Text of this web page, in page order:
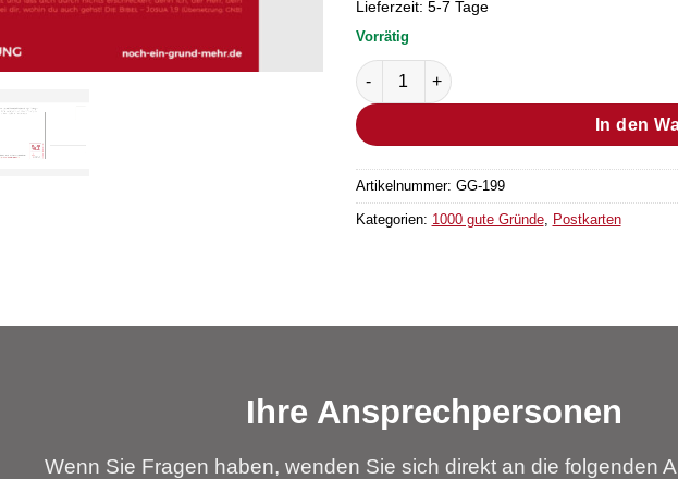
Lieferzeit: 5-7 Tage
Vorrätig
Postkarte Grund Nr. 1,9 (Bestellmenge "1"
In den
Artikelnummer: GG-199
Kategorien: 1000 gute Gründe, Postkarten
Ihre Ansprechpersonen
Wenn Sie Fragen haben, wenden Sie sich direkt an die folgenden